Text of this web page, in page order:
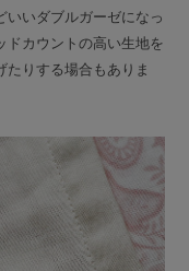
いいダブルガーゼになっ
ドカウントの高い生地を
りする場合もありま